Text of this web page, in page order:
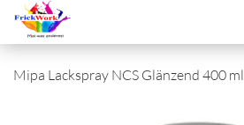
Mipa Lackspray NCS Glänzend 400 ml